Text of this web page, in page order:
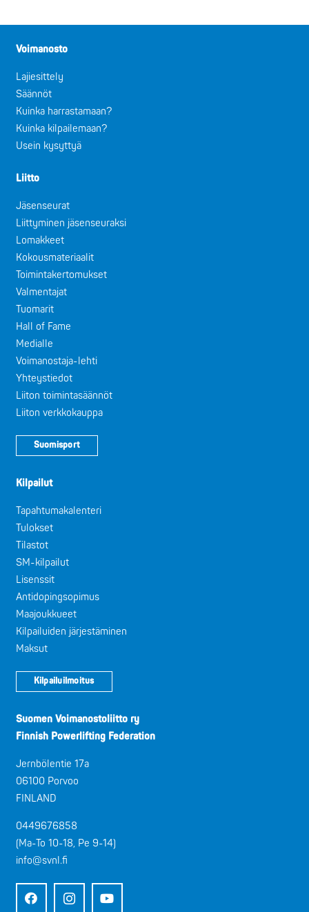
Voimanosto
Lajiesittely
Säännöt
Kuinka harrastamaan?
Kuinka kilpailemaan?
Usein kysyttyä
Liitto
Jäsenseurat
Liittyminen jäsenseuraksi
Lomakkeet
Kokousmateriaalit
Toimintakertomukset
Valmentajat
Tuomarit
Hall of Fame
Medialle
Voimanostaja-lehti
Yhteystiedot
Liiton toimintasäännöt
Liiton verkkokauppa
Suomisport
Kilpailut
Tapahtumakalenteri
Tulokset
Tilastot
SM-kilpailut
Lisenssit
Antidopingsopimus
Maajoukkueet
Kilpailuiden järjestäminen
Maksut
Kilpailuilmoitus
Suomen Voimanostoliitto ry
Finnish Powerlifting Federation
Jernbölentie 17a
06100 Porvoo
FINLAND
0449676858
(Ma-To 10-18, Pe 9-14)
info@svnl.fi